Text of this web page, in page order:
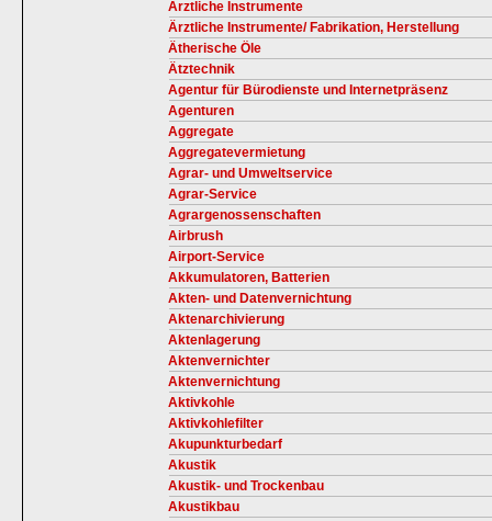
Ärztliche Instrumente
Ärztliche Instrumente/ Fabrikation, Herstellung
Ätherische Öle
Ätztechnik
Agentur für Bürodienste und Internetpräsenz
Agenturen
Aggregate
Aggregatevermietung
Agrar- und Umweltservice
Agrar-Service
Agrargenossenschaften
Airbrush
Airport-Service
Akkumulatoren, Batterien
Akten- und Datenvernichtung
Aktenarchivierung
Aktenlagerung
Aktenvernichter
Aktenvernichtung
Aktivkohle
Aktivkohlefilter
Akupunkturbedarf
Akustik
Akustik- und Trockenbau
Akustikbau